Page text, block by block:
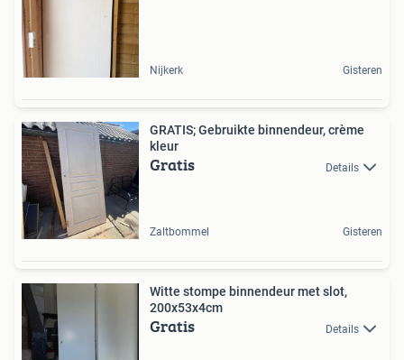
Nijkerk Gisteren
GRATIS; Gebruikte binnendeur, crème
kleur
Gratis Details
Zaltbommel Gisteren
Witte stompe binnendeur met slot,
200x53x4cm
Gratis Details